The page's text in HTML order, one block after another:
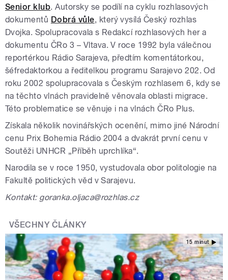
Senior klub. Autorsky se podílí na cyklu rozhlasových
dokumentů Dobrá vůle, který vysílá Český rozhlas
Dvojka. Spolupracovala s Redakcí rozhlasových her a
dokumentu ČRo 3 – Vltava. V roce 1992 byla válečnou
reportérkou Rádio Sarajeva, předtím komentátorkou,
šéfredaktorkou a ředitelkou programu Sarajevo 202. Od
roku 2002 spolupracovala s Českým rozhlasem 6, kdy se
na těchto vlnách pravidelně věnovala oblasti migrace.
Této problematice se věnuje i na vlnách ČRo Plus.
Získala několik novinářských ocenění, mimo jiné Národní
cenu Prix Bohemia Rádio 2004 a dvakrát první cenu v
Soutěži UNHCR „Příběh uprchlíka“.
Narodila se v roce 1950, vystudovala obor politologie na
Fakultě politických věd v Sarajevu.
Kontakt: goranka.oljaca@rozhlas.cz
VŠECHNY ČLÁNKY
15 minut